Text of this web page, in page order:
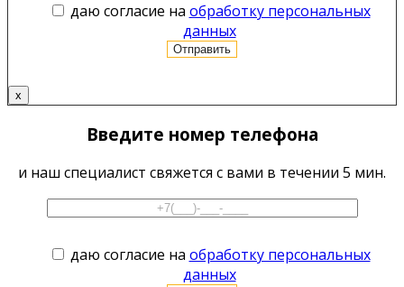
даю согласие на обработку персональных
данных
x
Введите номер телефона
и наш специалист свяжется с вами в течении 5 мин.
даю согласие на обработку персональных
данных